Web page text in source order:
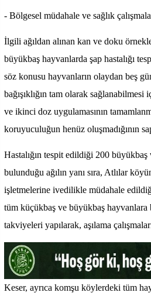
- Bölgesel müdahale ve sağlık
İlgili ağıldan alınan kan ve doku
büyükbaş hayvanlarda şap hastalığı
söz konusu hayvanların olaydan beş
bağışıklığın tam olarak
ve ikinci doz uygulamasının
koruyuculuğun henüz oluşmadığının
Hastalığın tespit edildiği 200
bulunduğu ağılın yanı sıra, Atlılar
işletmelerine ivedilikle müdahale
tüm küçükbaş ve büyükbaş hayvanlara
takviyeleri yapılarak, aşılama
Keser, ayrıca komşu köylerdeki tüm